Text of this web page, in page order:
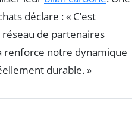
déclare : « C’est
de partenaires
renforce notre dynamique
durable. »